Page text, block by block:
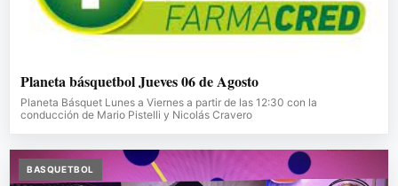
Planeta básquetbol Jueves 06 de Agosto
Planeta Básquet Lunes a Viernes a partir de las 12:30 con la
conducción de Mario Pistelli y Nicolás Cravero
BASQUETBOL